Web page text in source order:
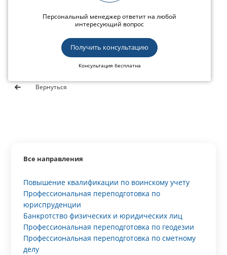
Персональный менеджер ответит на любой
интересующий вопрос
Получить консультацию
Консультация бесплатна
Вернуться
Все направления
Повышение квалификации по воинскому учету
Профессиональная переподготовка по
юриспруденции
Банкротство физических и юридических лиц
Профессиональная переподготовка по геодезии
Профессиональная переподготовка по сметному
делу